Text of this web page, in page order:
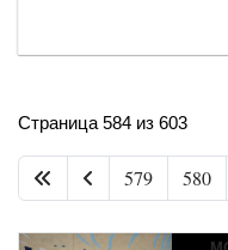
Страница 584 из 603
579 580
в